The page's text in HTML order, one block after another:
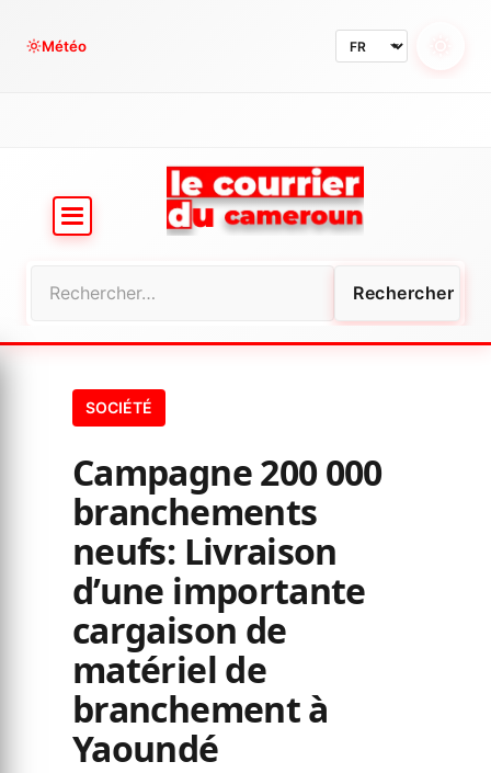
Météo
SOCIÉTÉ
Campagne 200 000
branchements
neufs: Livraison
d’une importante
cargaison de
matériel de
branchement à
Yaoundé